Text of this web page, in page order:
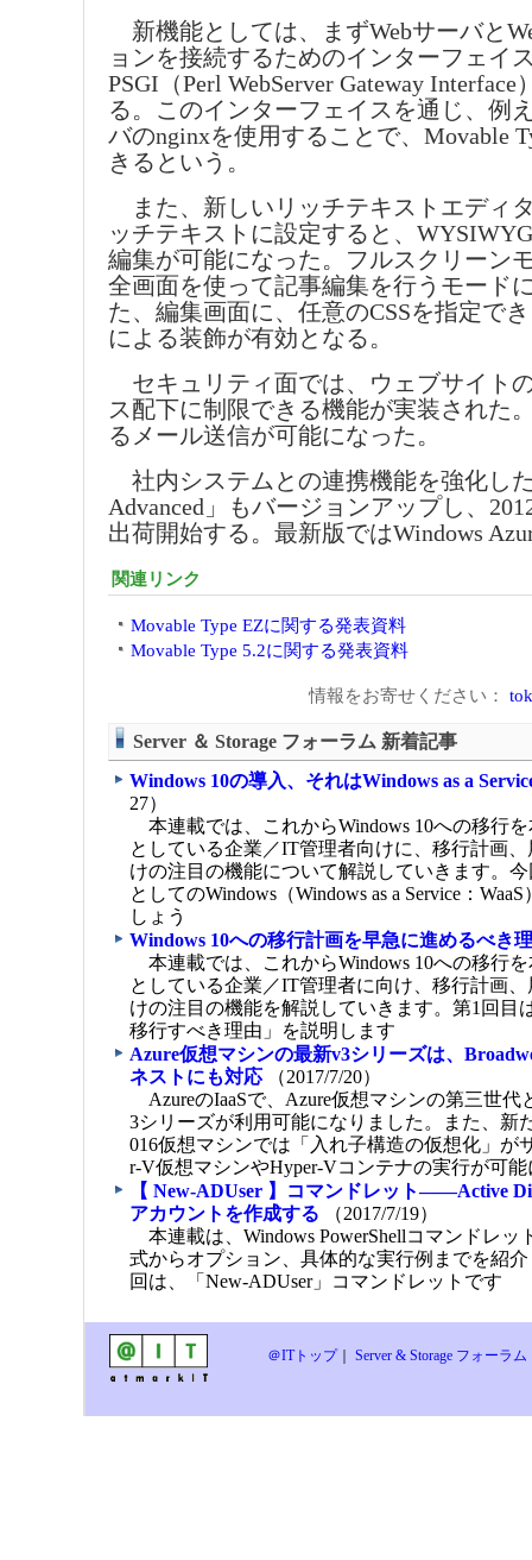
新機能としては、まずWebサーバと
ョンを接続するためのインターフェイ
PSGI（Perl WebServer Gateway
る。このインターフェイスを通じ、例
バのnginxを使用することで、Movable
きるという。
また、新しいリッチテキストエディ
ッチテキストに設定すると、
編集が可能になった。フルスクリーン
全画面を使って記事編集を行うモード
た、編集画面に、任意のCSSを指定で
による装飾が有効となる。
セキュリティ面では、ウェブサイト
ス配下に制限できる機能が実装された
るメール送信が可能になった。
社内システムとの連携機能を強化し
Advanced」もバージョンアップし、
出荷開始する。最新版ではWindows
関連リンク
Movable Type EZに関する発表資料
Movable Type 5.2に関する発表資料
情報をお寄せください：
Server ＆ Storage フォーラム 新着記事
Windows 10の導入、それはWindows as a
27）
本連載では、これからWindows 10への移行
としている企業／IT管理者向けに、移行計画
けの注目の機能について解説していきます。
としてのWindows（Windows as a Service：
しょう
Windows 10への移行計画を早急に進めるべき
本連載では、これからWindows 10への移行
としている企業／IT管理者に向け、移行計画
けの注目の機能を解説していきます。第1回目
移行すべき理由」を説明します
Azure仮想マシンの最新v3シリーズは、
ネストにも対応 （2017/7/20）
AzureのIaaSで、Azure仮想マシンの第三世代
3シリーズが利用可能になりました。また、新
016仮想マシンでは「入れ子構造の仮想化」が
r-V仮想マシンやHyper-Vコンテナの実行が可
【 New-ADUser 】コマンドレット――Active
アカウントを作成する （2017/7/19）
本連載は、Windows PowerShellコマンドレッ
式からオプション、具体的な実行例までを紹
回は、「New-ADUser」コマンドレットです
＠ITトップ｜ Server & Storage フォーラ